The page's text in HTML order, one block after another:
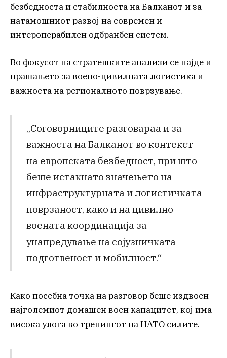
безбедноста и стабилноста на Балканот и за
натамошниот развој на современ и
интероперабилен одбранбен систем.
Во фокусот на стратешките анализи се најде и
прашањето за воено-цивилната логистика и
важноста на регионалното поврзување.
„Соговорниците разговараа и за
важноста на Балканот во контекст
на европската безбедност, при што
беше истакнато значењето на
инфраструктурната и логистичката
поврзаност, како и на цивилно-
воената координација за
унапредување на сојузничката
подготвеност и мобилност.“
Како посебна точка на разговор беше издвоен
најголемиот домашен воен капацитет, кој има
висока улога во тренингот на НАТО силите.